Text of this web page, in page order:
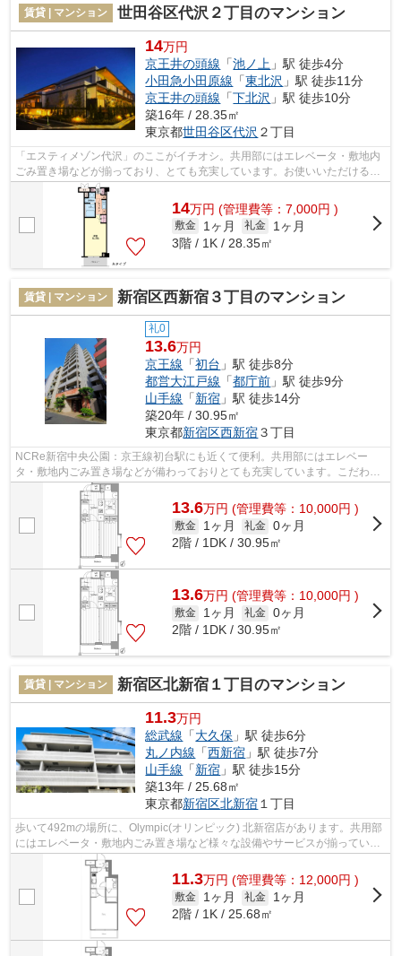
賃貸 | マンション 世田谷区代沢２丁目のマンション
14万円
京王井の頭線 「池ノ上 」駅 徒歩4分
小田急小田原線 「東北沢 」駅 徒歩11分
京王井の頭線 「下北沢 」駅 徒歩10分
築16年 / 28.35㎡
東京都世田谷区代沢 ２丁目
「エスティメゾン代沢」のここがイチオシ。共用部にはエレベータ・敷地内
ごみ置き場などが揃っており、とても充実しています。お使いいただける駅
は2駅あり、行き先に応じて使い分けが...
14万円 (管理費等：7,000円 )
敷金 1ヶ月 礼金
1ヶ月
3階 / 1K / 28.35㎡
賃貸 | マンション 新宿区西新宿３丁目のマンション
礼0
13.6万円
京王線 「初台 」駅 徒歩8分
都営大江戸線 「都庁前 」駅 徒歩9分
山手線 「新宿 」駅 徒歩14分
築20年 / 30.95㎡
東京都新宿区西新宿３丁目
NCRe新宿中央公園：京王線初台駅にも近くて便利。共用部にはエレベー
タ・敷地内ごみ置き場などが備わっておりとても充実しています。こだわり
派の方も満足度の高いデザイナーズ物件で...
13.6万円 (管理費等：10,000円 )
敷金 1ヶ月 礼金 0ヶ月
2階 / 1DK / 30.95㎡
13.6万円 (管理費等：10,000円 )
敷金 1ヶ月 礼金 0ヶ月
2階 / 1DK / 30.95㎡
賃貸 | マンション 新宿区北新宿１丁目のマンション
11.3万円
総武線 「大久保 」駅 徒歩6分
丸ノ内線 「西新宿 」駅 徒歩7分
山手線 「新宿 」駅 徒歩15分
築13年 / 25.68㎡
東京都新宿区北新宿 １丁目
歩いて492mの場所に、Olympic(オリンピック) 北新宿店があります。共用部
にはエレベータ・敷地内ごみ置き場など様々な設備やサービスが揃っている
ので便利です。近くに駅が2つあるため...
11.3万円 (管理費等：12,000円 )
敷金 1ヶ月 礼金
1ヶ月
2階 / 1K / 25.68㎡